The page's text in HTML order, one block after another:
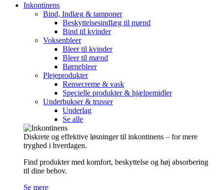
Inkontinens
Bind, Indlæg & tamponer
Beskyttelsesindlæg til mænd
Bind til kvinder
Voksenbleer
Bleer til kvinder
Bleer til mænd
Børnebleer
Plejeprodukter
Rensecreme & vask
Specielle produkter & hjælpemidler
Underbukser & trusser
Underlag
Se alle
Diskrete og effektive løsninger til inkontinens – for mere
tryghed i hverdagen.
Find produkter med komfort, beskyttelse og høj absorbering
til dine behov.
Se mere